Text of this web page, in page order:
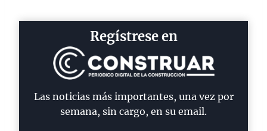
Regístrese en
Las noticias más importantes, una vez por
semana, sin cargo, en su email.